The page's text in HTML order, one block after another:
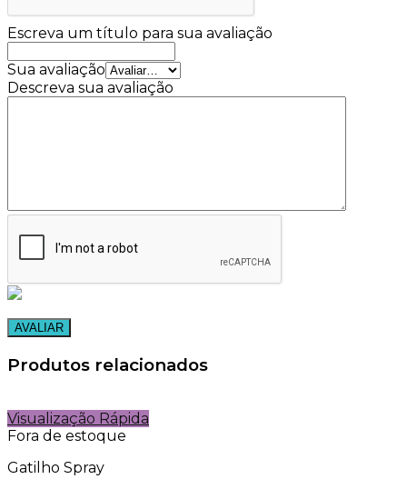
Escreva um título para sua avaliação
Sua avaliação
Descreva sua avaliação
Produtos relacionados
Visualização Rápida
Fora de estoque
Gatilho Spray